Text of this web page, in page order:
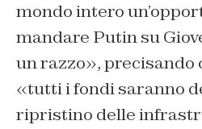
mondo intero
mandare Putin su
un razzo», precisando
«tutti i fondi saranno
ripristino delle